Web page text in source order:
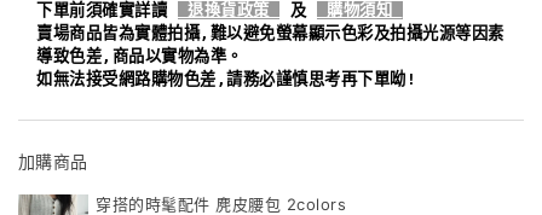
下單前須確實詳讀 退換貨政策 及
購物須知
賣場商品皆為實體拍攝,難以避免螢幕顯示色彩及拍攝光源等因素
導致色差,商品以實物為準。
如無法接受網路購物色差,請務必謹慎思考再下單呦!
加購商品
穿搭的時髦配件 麂皮腰包 2colors